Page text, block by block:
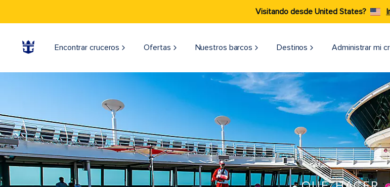
Visitando desde United States?
Encontrar cruceros Ofertas Nuestros barcos Destinos Administrar mi